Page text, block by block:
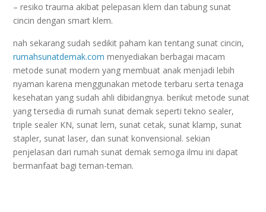
– resiko trauma akibat pelepasan klem dan tabung sunat
cincin dengan smart klem.
nah sekarang sudah sedikit paham kan tentang sunat cincin,
rumahsunatdemak.com menyediakan berbagai macam
metode sunat modern yang membuat anak menjadi lebih
nyaman karena menggunakan metode terbaru serta tenaga
kesehatan yang sudah ahli dibidangnya. berikut metode sunat
yang tersedia di rumah sunat demak seperti tekno sealer,
triple sealer KN, sunat lem, sunat cetak, sunat klamp, sunat
stapler, sunat laser, dan sunat konvensional. sekian
penjelasan dari rumah sunat demak semoga ilmu ini dapat
bermanfaat bagi teman-teman.